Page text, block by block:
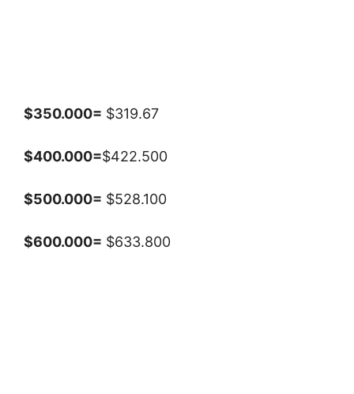
$350.000= $319.67
$400.000=$422.500
$500.000= $528.100
$600.000= $633.800